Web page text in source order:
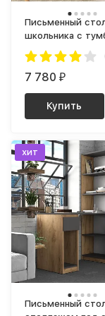
Письменный
школьника с
ИКЕА МАЛЬМ (IKEA
MALM) СП-14
графит / дуб
7 780₽
Купить
хит
Письменный